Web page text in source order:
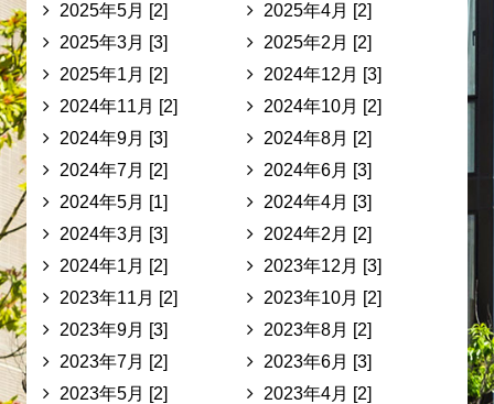
2025年5月 [2]
2025年4月 [2]
2025年3月 [3]
2025年2月 [2]
2025年1月 [2]
2024年12月 [3]
2024年11月 [2]
2024年10月 [2]
2024年9月 [3]
2024年8月 [2]
2024年7月 [2]
2024年6月 [3]
2024年5月 [1]
2024年4月 [3]
2024年3月 [3]
2024年2月 [2]
2024年1月 [2]
2023年12月 [3]
2023年11月 [2]
2023年10月 [2]
2023年9月 [3]
2023年8月 [2]
2023年7月 [2]
2023年6月 [3]
2023年5月 [2]
2023年4月 [2]